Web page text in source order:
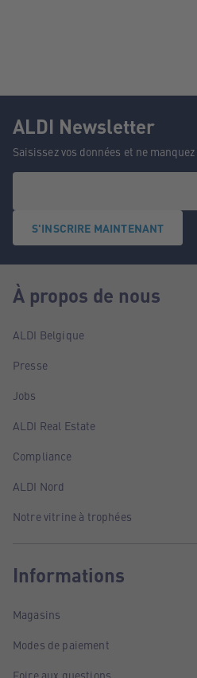
ALDI Newsletter
Saisissez vos données et ne
S'INSCRIRE MAINTENANT
À propos de nous
ALDI Belgique
Presse
Jobs
ALDI Real Estate
Compliance
ALDI Nord
Notre vitrine à trophées
Informations
Magasins
Modes de paiement
Foire aux questions